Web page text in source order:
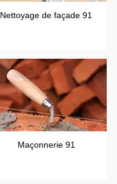
Nettoyage de façade 91
Maçonnerie 91